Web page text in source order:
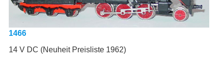
1466
14 V DC (Neuheit Preisliste 1962)